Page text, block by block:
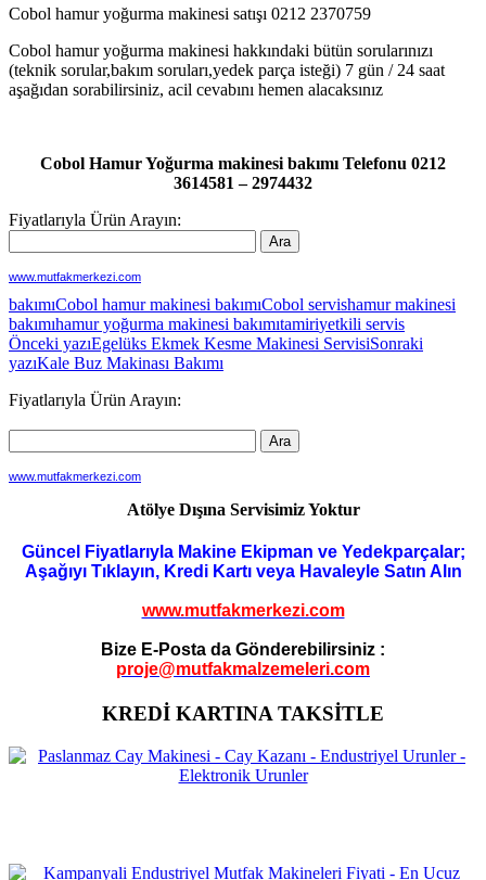
Cobol hamur yoğurma makinesi satışı 0212 2370759
Cobol hamur yoğurma makinesi hakkındaki bütün sorularınızı
(teknik sorular,bakım soruları,yedek parça isteği) 7 gün / 24 saat
aşağıdan sorabilirsiniz, acil cevabını hemen alacaksınız
Cobol Hamur Yoğurma makinesi bakımı Telefonu 0212
3614581 – 2974432
Fiyatlarıyla Ürün Arayın:
www.mutfakmerkezi.com
bakımıCobol hamur makinesi bakımıCobol servishamur makinesi
bakımıhamur yoğurma makinesi bakımıtamiriyetkili servis
Yazı
dolaşımı
Önceki yazıEgelüks Ekmek Kesme Makinesi ServisiSonraki
yazıKale Buz Makinası Bakımı
Fiyatlarıyla Ürün Arayın:
www.mutfakmerkezi.com
Atölye Dışına Servisimiz Yoktur
Güncel Fiyatlarıyla Makine Ekipman ve Yedekparçalar;
Aşağıyı Tıklayın, Kredi Kartı veya Havaleyle Satın Alın
www.mutfakmerkezi.com
Bize E-Posta da Gönderebilirsiniz :
proje@mutfakmalzemeleri.com
KREDİ KARTINA TAKSİTLE